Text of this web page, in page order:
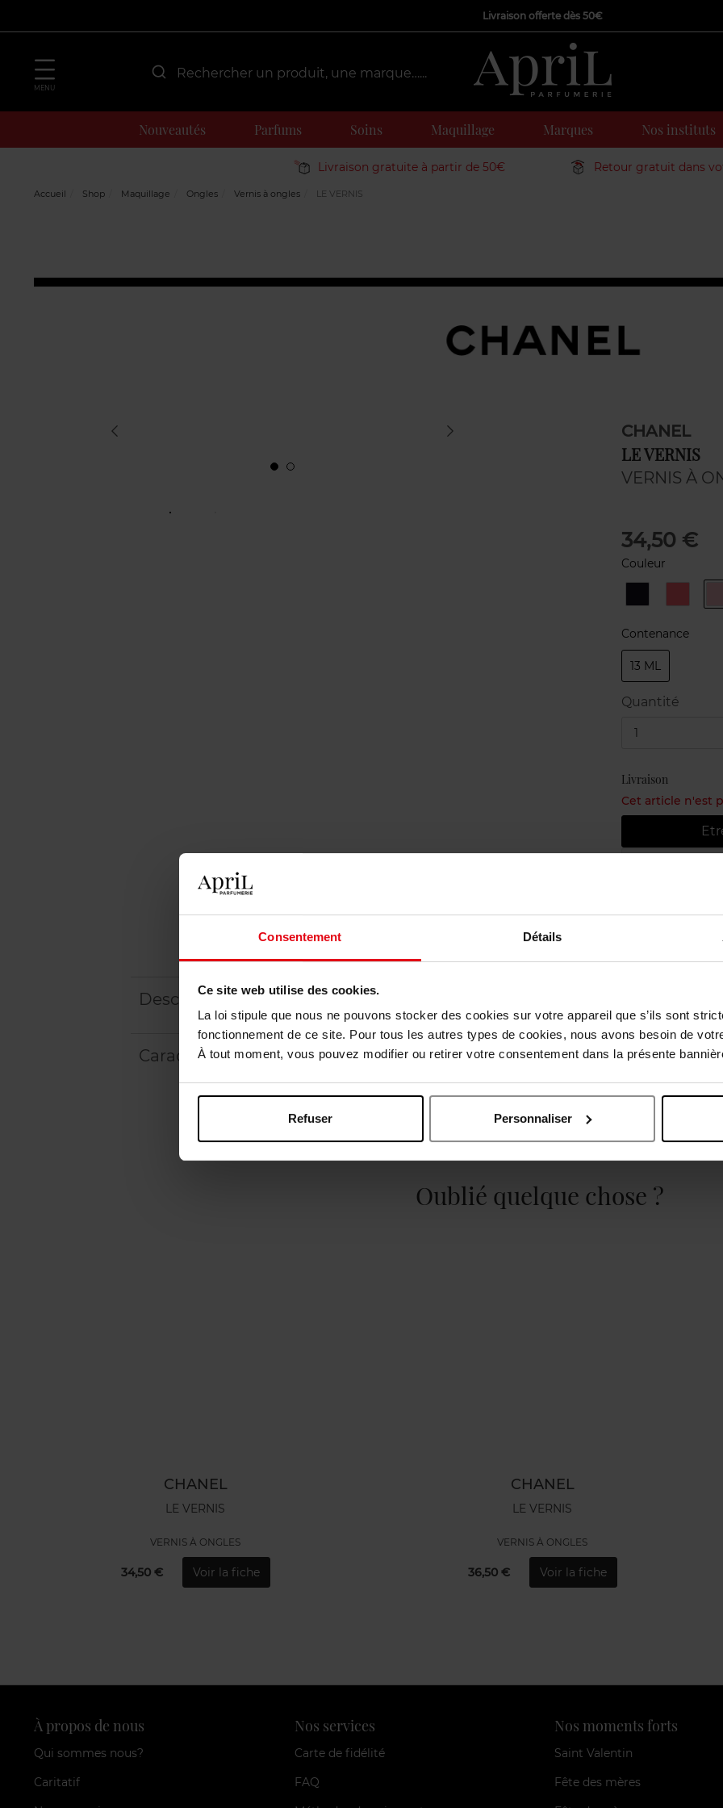
Consentement Détails
Ce site web utilise des cookies.
La loi stipule que nous ne pouvons stocker des cookies sur votre appareil que s’ils sont
fonctionnement de ce site. Pour tous les autres types de cookies, nous avons besoin de
À tout moment, vous pouvez modifier ou retirer votre consentement dans la présente
Refuser Personnaliser
Livraison offerte dès 50€
MENU
Nouveautés Parfums Soins Maquillage Marques Nos instituts
Livraison gratuite à partir de 50€ Retour gratuit dans
Accueil Shop Maquillage Ongles Vernis à ongles LE VERNIS
CHANEL
LE VERNIS
VERNIS À
34,50 €
Couleur
GRIS
Contenance
13 ML
Quantité
1
Livraison
Cet article n'est
Description
Caractéristiques
Oublié quelque chose ?
CHANEL
LE VERNIS
VERNIS À ONGLES
34,50 € Voir la fiche
CHANEL
LE VERNIS
VERNIS À ONGLES
36,50 € Voir la fiche
À propos de nous
Qui sommes nous?
Caritatif
Nos services
Carte de fidélité
FAQ
Nos moments forts
Saint Valentin
Fête des mères